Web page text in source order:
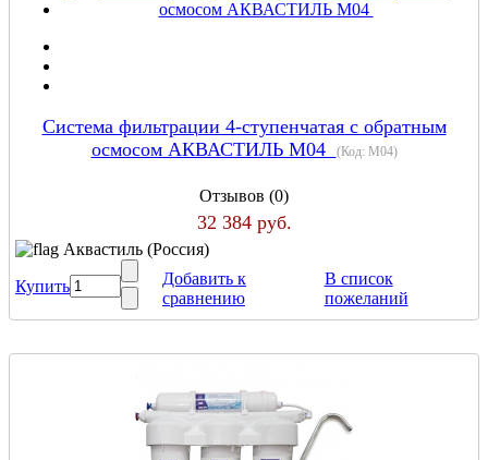
Система фильтрации 4-ступенчатая с обратным
осмосом АКВАСТИЛЬ M04
(Код: M04)
Отзывов (0)
32 384 руб.
Аквастиль (Россия)
Купить
Добавить к
сравнению
В список
пожеланий